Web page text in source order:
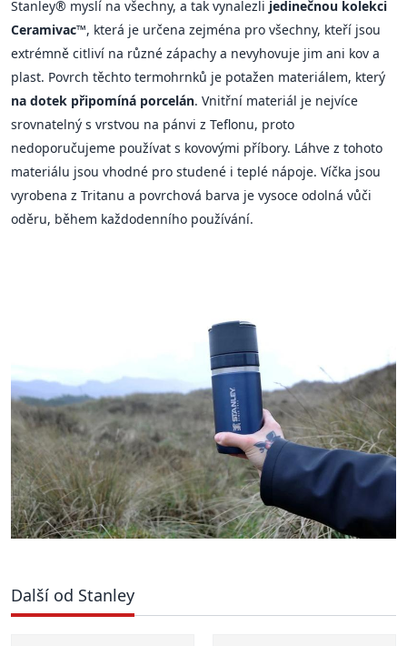
Stanley® myslí na všechny, a tak vynalezli jedinečnou kolekci
Ceramivac™, která je určena zejména pro všechny, kteří jsou
extrémně citliví na různé zápachy a nevyhovuje jim ani kov a
plast. Povrch těchto termohrnků je potažen materiálem, který
na dotek připomíná porcelán. Vnitřní materiál je nejvíce
srovnatelný s vrstvou na pánvi z Teflonu, proto
nedoporučujeme používat s kovovými příbory. Láhve z tohoto
materiálu jsou vhodné pro studené i teplé nápoje. Víčka jsou
vyrobena z Tritanu a povrchová barva je vysoce odolná vůči
oděru, během každodenního používání.
Další od Stanley